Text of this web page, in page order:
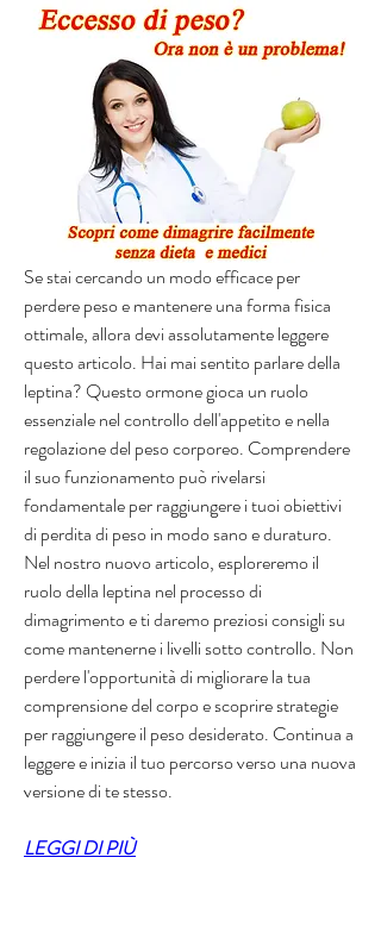
Se stai cercando un modo efficace per
perdere peso e mantenere una forma fisica
ottimale, allora devi assolutamente leggere
questo articolo. Hai mai sentito parlare della
leptina? Questo ormone gioca un ruolo
essenziale nel controllo dell'appetito e nella
regolazione del peso corporeo. Comprendere
il suo funzionamento può rivelarsi
fondamentale per raggiungere i tuoi obiettivi
di perdita di peso in modo sano e duraturo.
Nel nostro nuovo articolo, esploreremo il
ruolo della leptina nel processo di
dimagrimento e ti daremo preziosi consigli su
come mantenerne i livelli sotto controllo. Non
perdere l'opportunità di migliorare la tua
comprensione del corpo e scoprire strategie
per raggiungere il peso desiderato. Continua a
leggere e inizia il tuo percorso verso una nuova
versione di te stesso.
LEGGI DI PIÙ